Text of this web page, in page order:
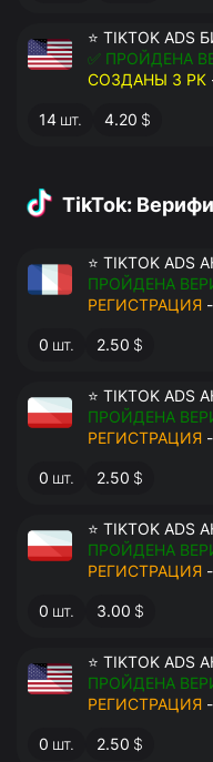
⭐ TIKTOK
✅ ПРОЙДЕНА
СОЗДАНЫ 3 РК
ДОСТУП К
ПЕРЕДАЧА В
14 шт. 4.20 $
TikTok:
⭐ TIKTOK
ПРОЙДЕНА
РЕГИСТРАЦИЯ
ЗАПОЛНЕН -
0 шт. 2.50 $
⭐ TIKTOK
ПРОЙДЕНА
РЕГИСТРАЦИЯ
ЗАПОЛНЕН -
0 шт. 2.50 $
⭐ TIKTOK
ПРОЙДЕНА
РЕГИСТРАЦИЯ -
ДОСТУП К
ПЕРЕДАЧА В
0 шт. 3.00 $
⭐ TIKTOK
ПРОЙДЕНА
РЕГИСТРАЦИЯ
ЗАПОЛНЕН -
0 шт. 2.50 $